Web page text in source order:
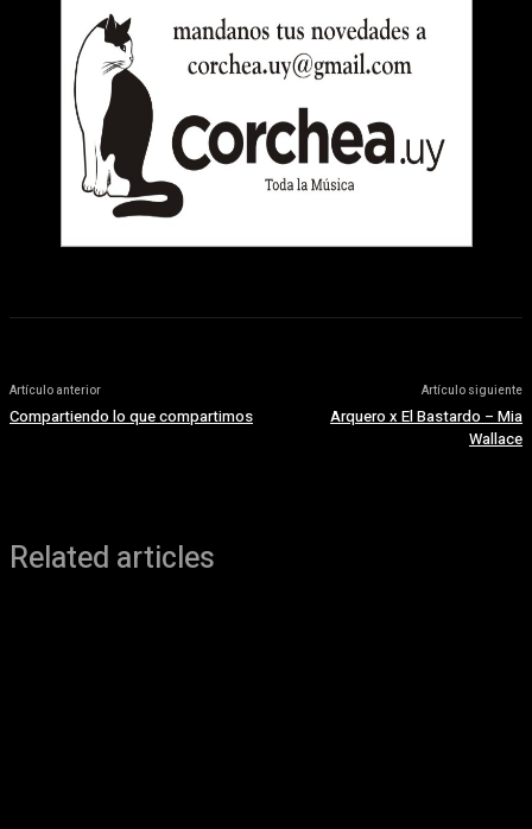
Artículo anterior
Compartiendo lo que compartimos
Artículo siguiente
Arquero x El Bastardo – Mia
Wallace
Related articles